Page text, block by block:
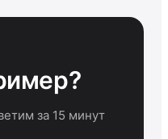
за 15 минут